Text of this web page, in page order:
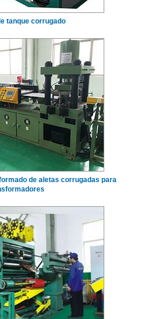
tanque corrugado
de aletas corrugadas para